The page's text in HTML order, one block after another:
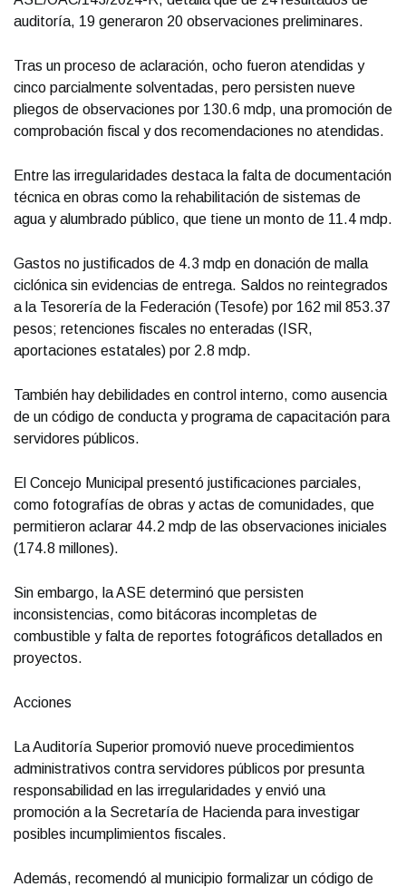
auditoría, 19 generaron 20 observaciones preliminares.
Tras un proceso de aclaración, ocho fueron atendidas y
cinco parcialmente solventadas, pero persisten nueve
pliegos de observaciones por 130.6 mdp, una promoción de
comprobación fiscal y dos recomendaciones no atendidas.
Entre las irregularidades destaca la falta de documentación
técnica en obras como la rehabilitación de sistemas de
agua y alumbrado público, que tiene un monto de 11.4 mdp.
Gastos no justificados de 4.3 mdp en donación de malla
ciclónica sin evidencias de entrega. Saldos no reintegrados
a la Tesorería de la Federación (Tesofe) por 162 mil 853.37
pesos; retenciones fiscales no enteradas (ISR,
aportaciones estatales) por 2.8 mdp.
También hay debilidades en control interno, como ausencia
de un código de conducta y programa de capacitación para
servidores públicos.
El Concejo Municipal presentó justificaciones parciales,
como fotografías de obras y actas de comunidades, que
permitieron aclarar 44.2 mdp de las observaciones iniciales
(174.8 millones).
Sin embargo, la ASE determinó que persisten
inconsistencias, como bitácoras incompletas de
combustible y falta de reportes fotográficos detallados en
proyectos.
Acciones
La Auditoría Superior promovió nueve procedimientos
administrativos contra servidores públicos por presunta
responsabilidad en las irregularidades y envió una
promoción a la Secretaría de Hacienda para investigar
posibles incumplimientos fiscales.
Además, recomendó al municipio formalizar un código de